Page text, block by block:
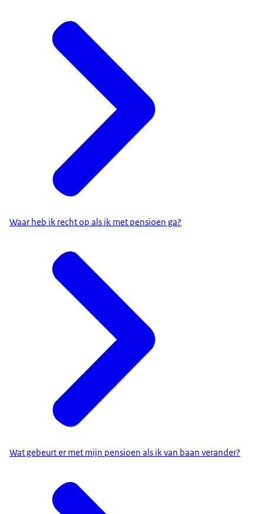
Waar heb ik recht op als ik met pensioen ga?
Wat gebeurt er met mijn pensioen als ik van baan verander?